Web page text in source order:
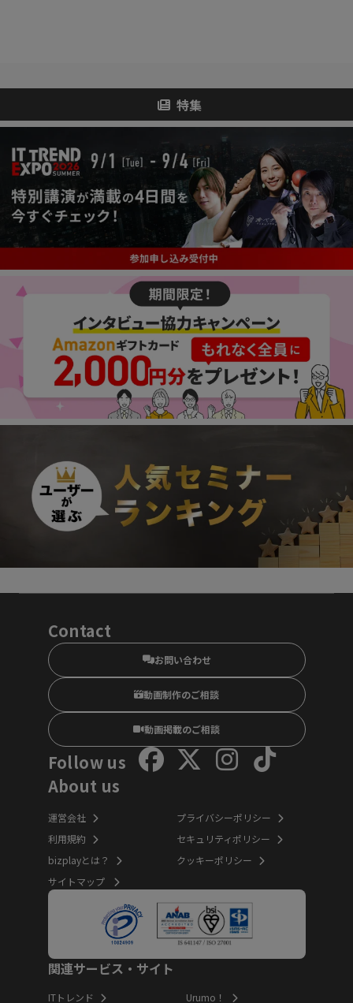
特集
Contact
お問い合わせ
動画制作のご相談
動画掲載のご相談
Follow us
About us
運営会社
利用規約
bizplayとは？
サイトマップ
プライバシーポリシー
セキュリティポリシー
クッキーポリシー
関連サービス・サイト
ITトレンド Urumo！